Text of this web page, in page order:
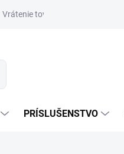
Vrátenie tovaru
PRÍSLUŠENSTVO